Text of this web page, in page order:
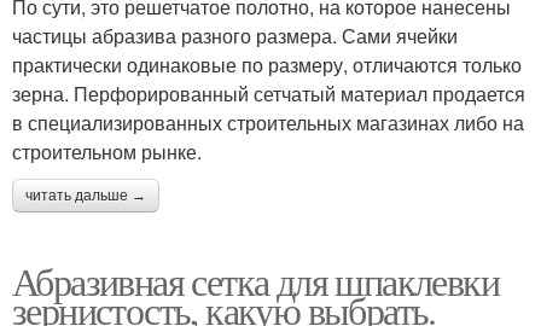
По сути, это решетчатое полотно, на которое нанесены
частицы абразива разного размера. Сами ячейки
практически одинаковые по размеру, отличаются только
зерна. Перфорированный сетчатый материал продается
в специализированных строительных магазинах либо на
строительном рынке.
читать дальше →
Абразивная сетка для шпаклевки
зернистость, какую выбрать.